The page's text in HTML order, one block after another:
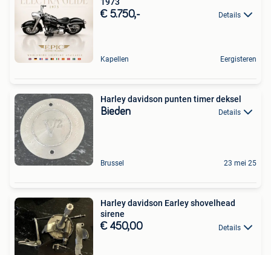
€ 5.750,- Details
Kapellen Eergisteren
Harley davidson punten timer deksel
Bieden Details
Brussel 23 mei 25
Harley davidson Earley shovelhead
sirene
€ 450,00 Details